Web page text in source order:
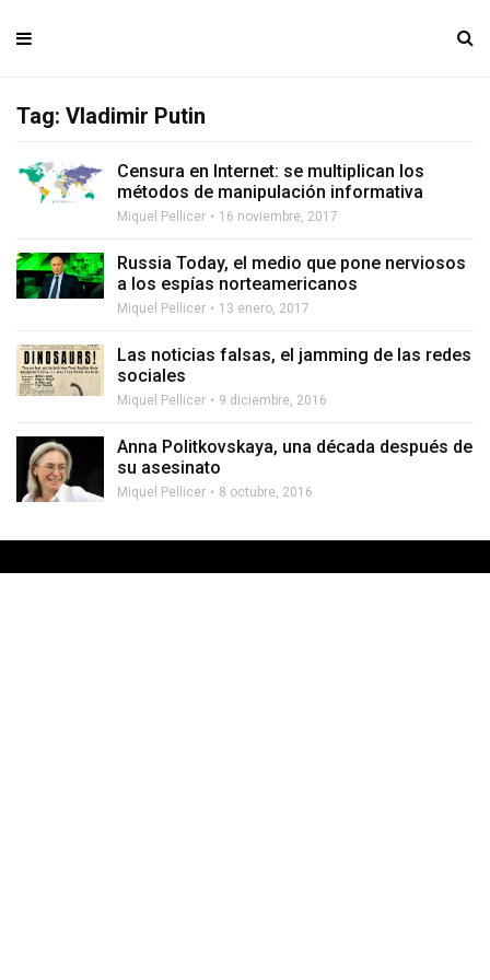
Tag: Vladimir Putin
Censura en Internet: se multiplican los
métodos de manipulación informativa
Miquel Pellicer 16 noviembre, 2017
Russia Today, el medio que pone nerviosos
a los espías norteamericanos
Miquel Pellicer 13 enero, 2017
Las noticias falsas, el jamming de las redes
sociales
Miquel Pellicer 9 diciembre, 2016
Anna Politkovskaya, una década después de
su asesinato
Miquel Pellicer 8 octubre, 2016